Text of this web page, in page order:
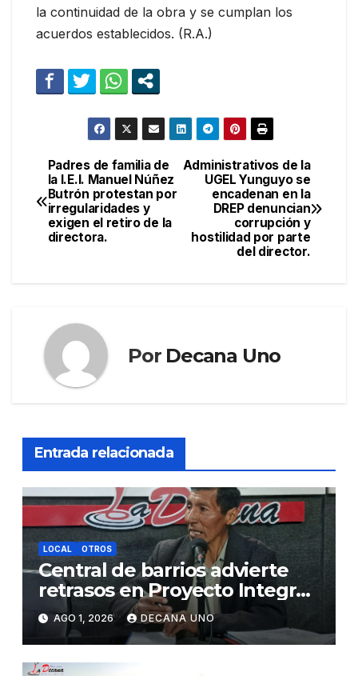
la continuidad de la obra y se cumplan los
acuerdos establecidos. (R.A.)
Navegación
de
entradas
Administrativos de la
UGEL Yunguyo se
encadenan en la
DREP denuncian
corrupción y
hostilidad por parte
del director.
Padres de familia de
la I.E.I. Manuel Núñez
Butrón protestan por
irregularidades y
exigen el retiro de la
directora.
Por Decana Uno
Entrada relacionada
LOCAL OTROS
Central de barrios advierte
retrasos en Proyecto Integral
de Agua y Alcantarillado para
Juliaca
AGO 1, 2026 DECANA UNO